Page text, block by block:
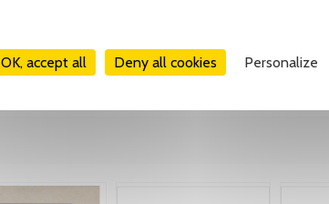
OK, accept all Deny all cookies Personalize